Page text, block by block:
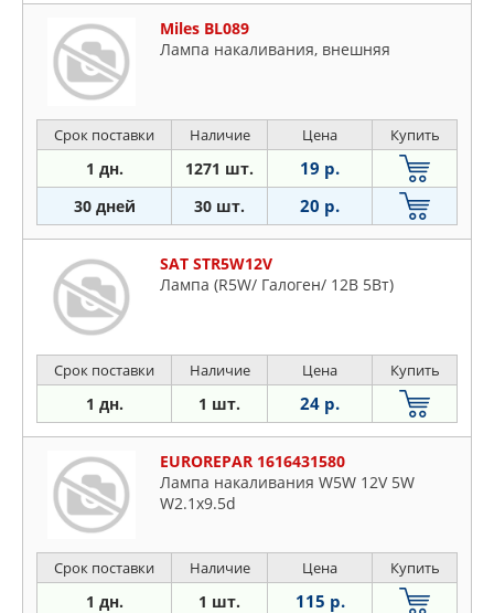
Miles BL089
Лампа накаливания, внешняя
Срок поставки Наличие Цена Купить
1 дн. 1271 шт. 19 р.
30 дней 30 шт. 20 р.
SAT STR5W12V
Лампа (R5W/ Галоген/ 12В 5Вт)
Срок поставки Наличие Цена Купить
1 дн. 1 шт. 24 р.
EUROREPAR 1616431580
Лампа накаливания W5W 12V 5W
W2.1x9.5d
Срок поставки Наличие Цена Купить
1 дн. 1 шт. 115 р.